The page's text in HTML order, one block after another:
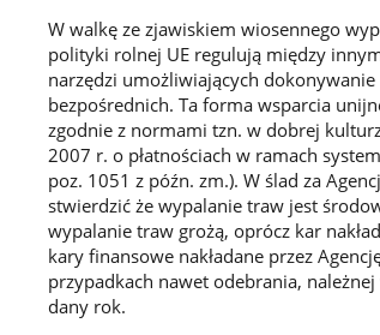
W walkę ze zjawiskiem wiosennego
polityki rolnej UE regulują między
narzędzi umożliwiających
bezpośrednich. Ta forma wsparcia
zgodnie z normami tzn. w dobrej
2007 r. o płatnościach w ramach
poz. 1051 z późn. zm.). W ślad za
stwierdzić że wypalanie traw jest
wypalanie traw grożą, oprócz kar
kary finansowe nakładane przez
przypadkach nawet odebrania,
dany rok.